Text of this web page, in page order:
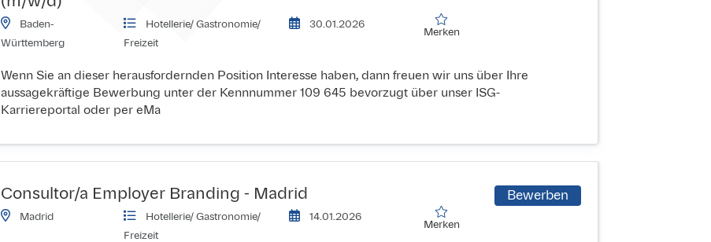
Baden-
Württemberg
Hotellerie/ Gastronomie/
Freizeit
30.01.2026
Merken
Merken
Wenn Sie an dieser herausfordernden Position Interesse haben, dann freuen wir uns über Ihre
aussagekräftige Bewerbung unter der Kennnummer 109 645 bevorzugt über unser ISG-
Karriereportal oder per eMa
Consultor/a Employer Branding - Madrid
Madrid
Hotellerie/ Gastronomie/
Freizeit
14.01.2026
Merken
Merken
Bewerben